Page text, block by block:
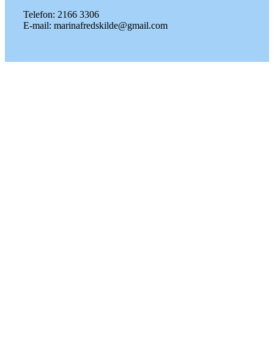
Telefon: 2166 3306
E-mail: marinafredskilde@gmail.com